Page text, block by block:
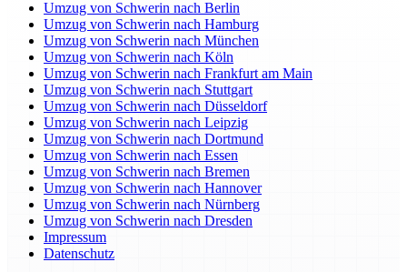
Umzug von Schwerin nach Berlin
Umzug von Schwerin nach Hamburg
Umzug von Schwerin nach München
Umzug von Schwerin nach Köln
Umzug von Schwerin nach Frankfurt am Main
Umzug von Schwerin nach Stuttgart
Umzug von Schwerin nach Düsseldorf
Umzug von Schwerin nach Leipzig
Umzug von Schwerin nach Dortmund
Umzug von Schwerin nach Essen
Umzug von Schwerin nach Bremen
Umzug von Schwerin nach Hannover
Umzug von Schwerin nach Nürnberg
Umzug von Schwerin nach Dresden
Impressum
Datenschutz